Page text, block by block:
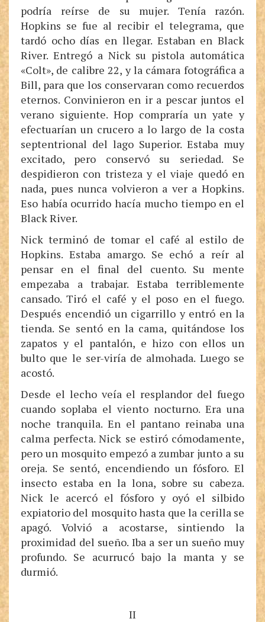
podría reírse de su mujer. Tenía razón.
Hopkins se fue al recibir el telegrama, que
tardó ocho días en llegar. Estaban en Black
River. Entregó a Nick su pistola automática
«Colt», de calibre 22, y la cámara fotográfica a
Bill, para que los conservaran como recuerdos
eternos. Convinieron en ir a pescar juntos el
verano siguiente. Hop compraría un yate y
efectuarían un crucero a lo largo de la costa
septentrional del lago Superior. Estaba muy
excitado, pero conservó su seriedad. Se
despidieron con tristeza y el viaje quedó en
nada, pues nunca volvieron a ver a Hopkins.
Eso había ocurrido hacía mucho tiempo en el
Black River.
Nick terminó de tomar el café al estilo de
Hopkins. Estaba amargo. Se echó a reír al
pensar en el final del cuento. Su mente
empezaba a trabajar. Estaba terriblemente
cansado. Tiró el café y el poso en el fuego.
Después encendió un cigarrillo y entró en la
tienda. Se sentó en la cama, quitándose los
zapatos y el pantalón, e hizo con ellos un
bulto que le ser-viría de almohada. Luego se
acostó.
Desde el lecho veía el resplandor del fuego
cuando soplaba el viento nocturno. Era una
noche tranquila. En el pantano reinaba una
calma perfecta. Nick se estiró cómodamente,
pero un mosquito empezó a zumbar junto a su
oreja. Se sentó, encendiendo un fósforo. El
insecto estaba en la lona, sobre su cabeza.
Nick le acercó el fósforo y oyó el silbido
expiatorio del mosquito hasta que la cerilla se
apagó. Volvió a acostarse, sintiendo la
proximidad del sueño. Iba a ser un sueño muy
profundo. Se acurrucó bajo la manta y se
durmió.
II